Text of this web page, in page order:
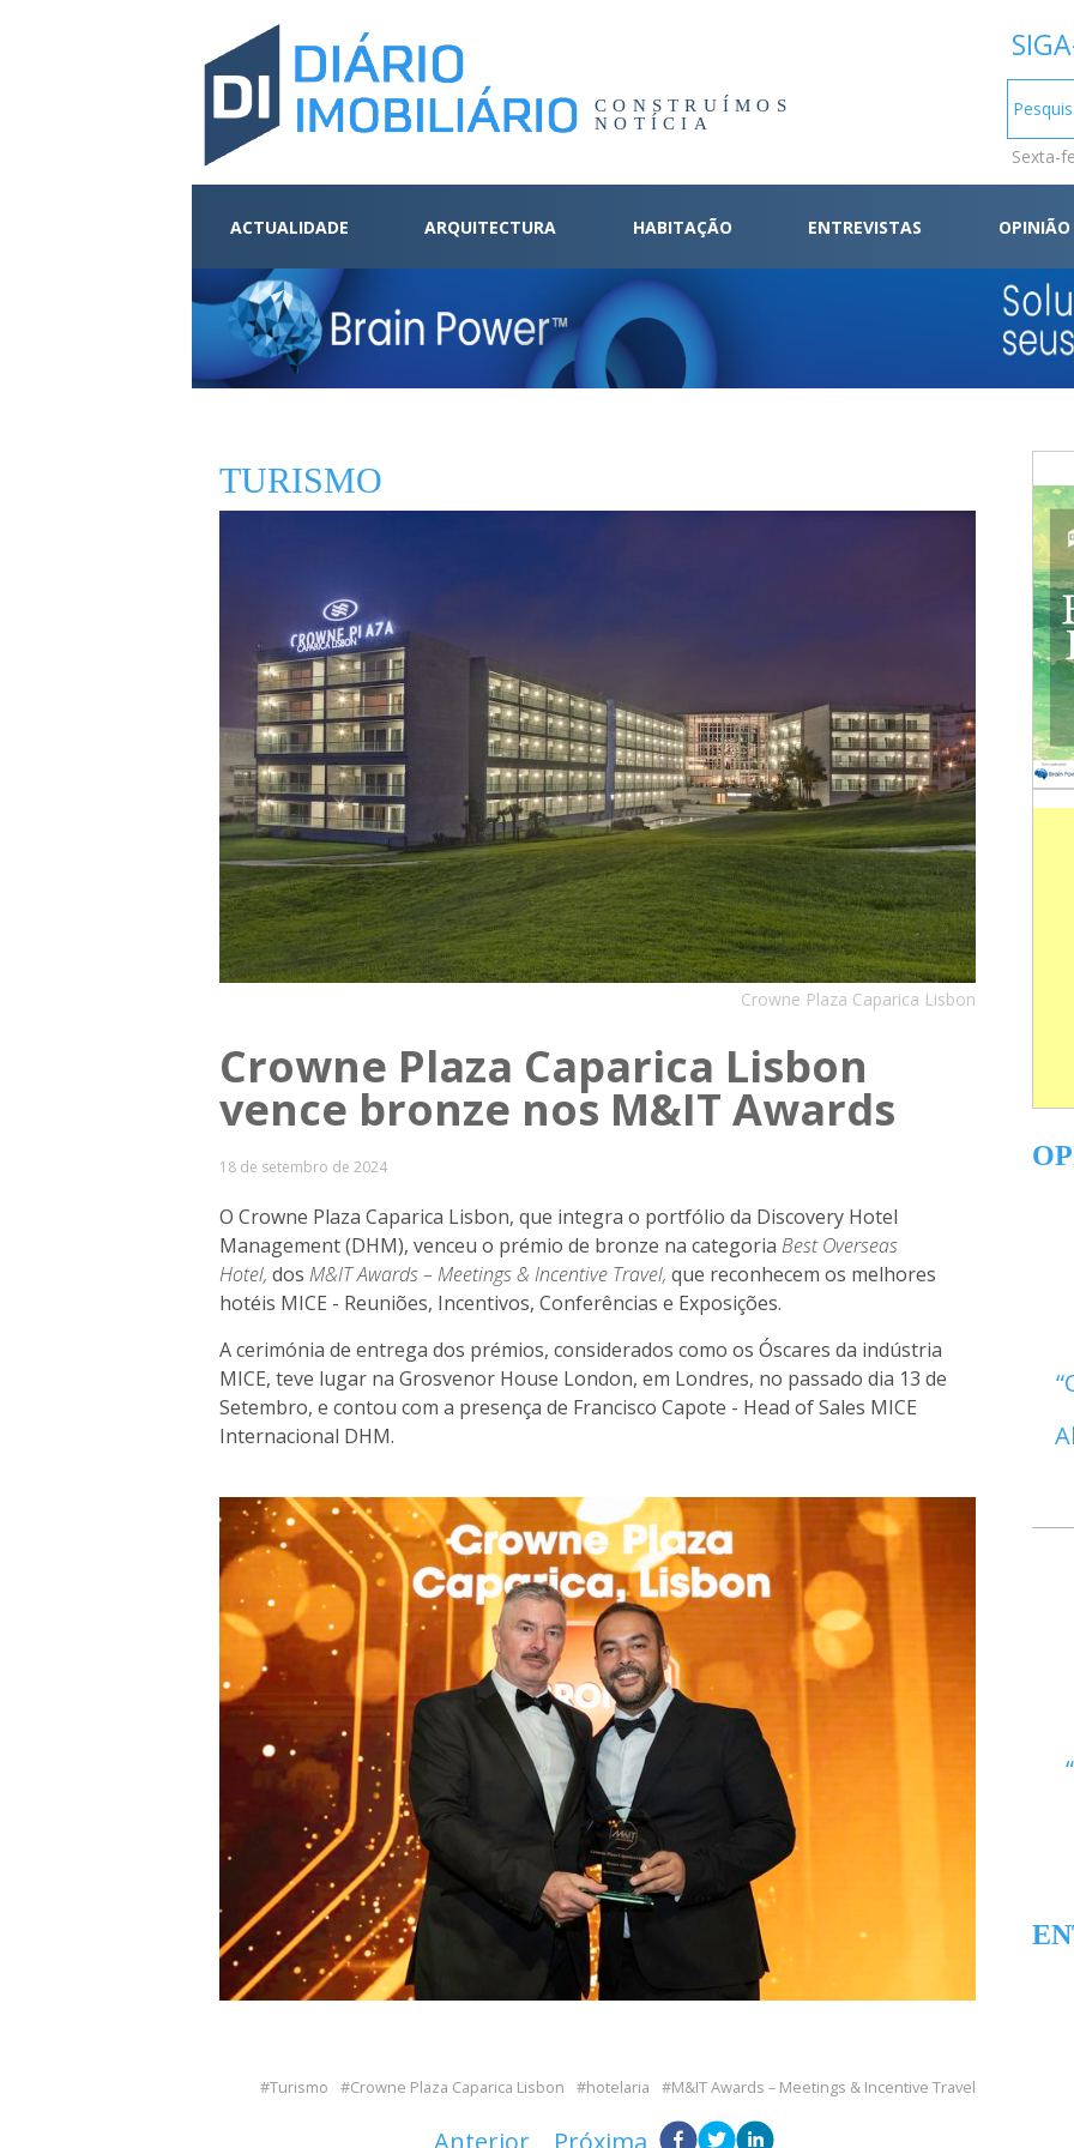
CONSTRUÍMOS
NOTÍCIA
Sexta-
ACTUALIDADE ARQUITECTURA HABITAÇÃO ENTREVISTAS OPINIÃO
TURISMO
Crowne Plaza Caparica Lisbon
Crowne Plaza Caparica Lisbon
vence bronze nos M&IT Awards
18 de setembro de 2024
O Crowne Plaza Caparica Lisbon, que integra o portfólio da Discovery Hotel
Management (DHM), venceu o prémio de bronze na categoriaBest Overseas
Hotel, dosM&IT Awards – Meetings & Incentive Travel,que reconhecem os melhores
hotéis MICE - Reuniões, Incentivos, Conferências e Exposições.
A cerimónia de entrega dos prémios, considerados como os Óscares da indústria
MICE, teve lugar na Grosvenor House London, em Londres, no passado dia 13 de
Setembro, e contou com a presença de Francisco Capote - Head of Sales MICE
Internacional DHM.
Turismo Crowne Plaza Caparica Lisbon hotelaria M&IT Awards – Meetings & Incentive Travel
Anterior Próxima